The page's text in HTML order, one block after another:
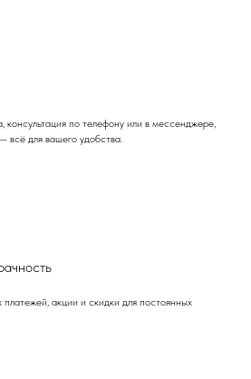
по телефону или в мессенджере,
всё для вашего удобства.
акции и скидки для постоянных